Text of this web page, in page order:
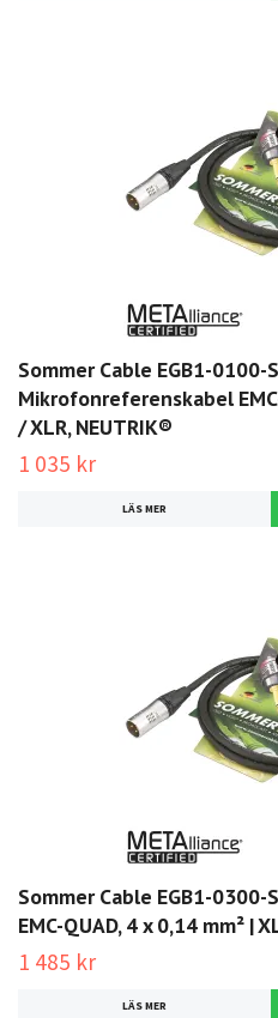
Sommer Cable EGB1-0100-
Mikrofonreferenskabel
/ XLR, NEUTRIK®
1 035 kr
LÄS MER
Sommer Cable EGB1-
EMC-QUAD, 4 x 0,14 mm² |
1 485 kr
LÄS MER